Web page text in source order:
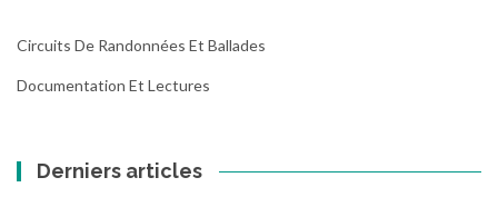
Circuits De Randonnées Et Ballades
Documentation Et Lectures
Derniers articles